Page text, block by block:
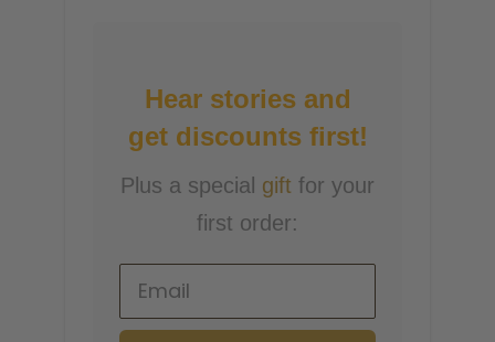
Hear stories and
get discounts first!
Plus a special gift for your
first order: